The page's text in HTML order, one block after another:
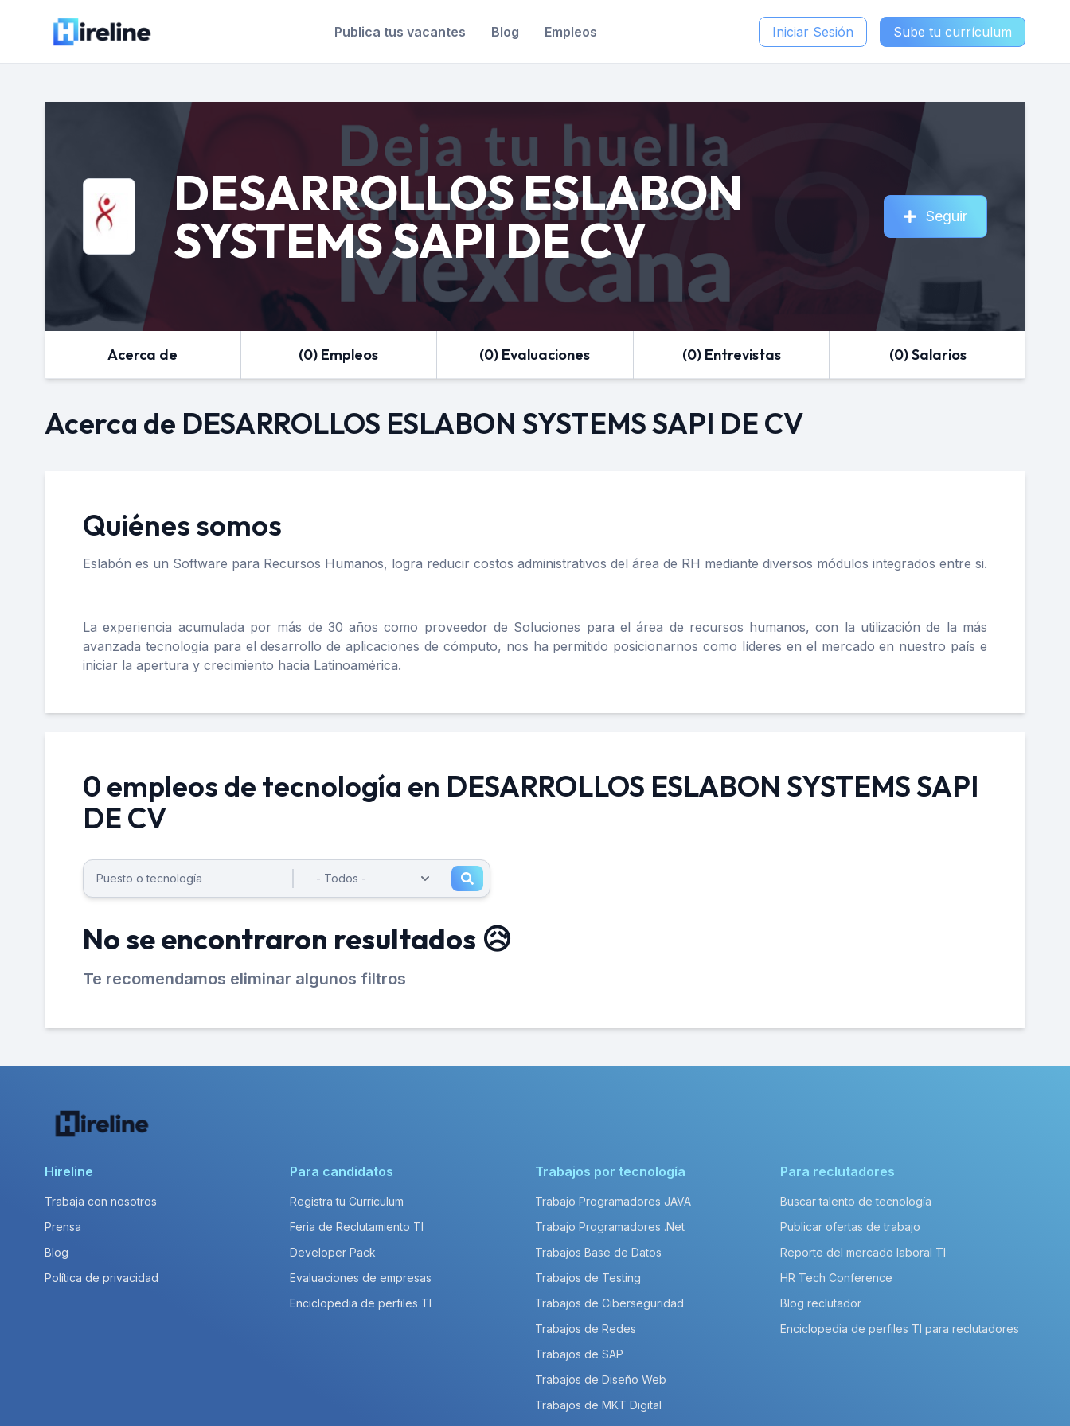
Publica tus vacantes Blog Empleos Iniciar Sesión Sube tu currículum
DESARROLLOS ESLABON
SYSTEMS SAPI DE CV Seguir
Acerca de (0) Empleos (0) Evaluaciones (0) Entrevistas (0) Salarios
Acerca de DESARROLLOS ESLABON SYSTEMS SAPI DE CV
Quiénes somos
Eslabón es un Software para Recursos Humanos, logra reducir costos administrativos del área de RH mediante diversos módulos integrados entre si.
La experiencia acumulada por más de 30 años como proveedor de Soluciones para el área de recursos humanos, con la utilización de la más
avanzada tecnología para el desarrollo de aplicaciones de cómputo, nos ha permitido posicionarnos como líderes en el mercado en nuestro país e
iniciar la apertura y crecimiento hacia Latinoamérica.
0 empleos de tecnología en DESARROLLOS ESLABON SYSTEMS SAPI
DE CV
No se encontraron resultados 😥
Te recomendamos eliminar algunos filtros
Hireline
Trabaja con nosotros
Prensa
Blog
Política de privacidad
Para candidatos
Registra tu Currículum
Feria de Reclutamiento TI
Developer Pack
Evaluaciones de empresas
Enciclopedia de perfiles TI
Trabajos por tecnología
Trabajo Programadores JAVA
Trabajo Programadores .Net
Trabajos Base de Datos
Trabajos de Testing
Trabajos de Ciberseguridad
Trabajos de Redes
Trabajos de SAP
Trabajos de Diseño Web
Trabajos de MKT Digital
Para reclutadores
Buscar talento de tecnología
Publicar ofertas de trabajo
Reporte del mercado laboral TI
HR Tech Conference
Blog reclutador
Enciclopedia de perfiles TI para reclutadores